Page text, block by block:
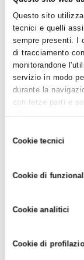
Questo sito
tecnici e quelli
sempre presenti. I
di tracciamento
monitorandone
servizio in modo
durante la
con terze parti e
all'utilizzo di tutti
cookie". Cliccare
impostazioni di
quelli tecnici.
delCookie tecnici
Cookie di
Cookie analitici
Cookie di
20
EFFETTUARE
SOSPESI
News /Varie
mercoledì 25 ott
Il 20 novembre
versamenti dei